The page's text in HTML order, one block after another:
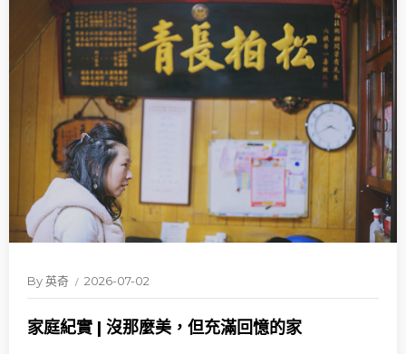
By英奇 2026-07-02
家庭紀實 | 沒那麼美，但充滿回憶的家